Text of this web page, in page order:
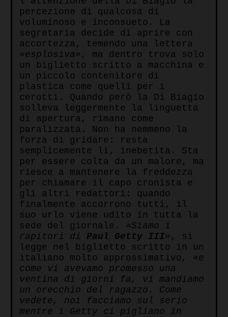
percezione di qualcosa di
voluminoso e inconsueto. La
segretaria decide di aprire con
accortezza, temendo una lettera
«esplosiva» , ma dentro trova solo
un biglietto scritto a macchina e
un piccolo contenitore di
plastica come quelli per i
cerotti. Quando però la Di Biagio
solleva leggermente la linguetta
di apertura, rimane come
paralizzata. Non ha nemmeno la
forza di gridare: resta
semplicemente lì, inebetita. Sta
per essere colta da un malore, ma
riesce a mantenere la freddezza
per chiamare il capo cronista e
gli altri redattori: quando
finalmente accorrono tutti, il
suo urlo viene udito in tutta la
sede del giornale. «Siamo i
rapitori di Paul Getty III» , si
legge nel biglietto scritto in un
italiano molto approssimativo , «e
come vi avevamo promesso una
ventina di giorni fa, vi mandiamo
un orecchio del ragazzo. Come
vedete, noi facciamo sul serio
mentre i Getty ci pigliano in